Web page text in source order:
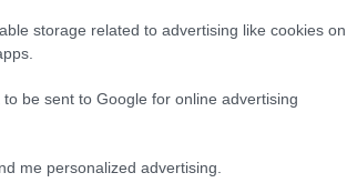
storage related to advertising like cookies on
be sent to Google for online advertising
me personalized advertising.